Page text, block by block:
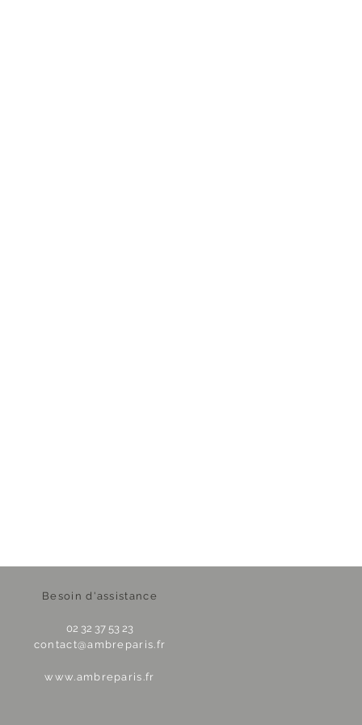
Besoin d'assistance
02 32 37 53 23
contact@ambreparis.fr
www.ambreparis.fr